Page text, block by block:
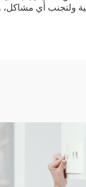
ولتجنب أي